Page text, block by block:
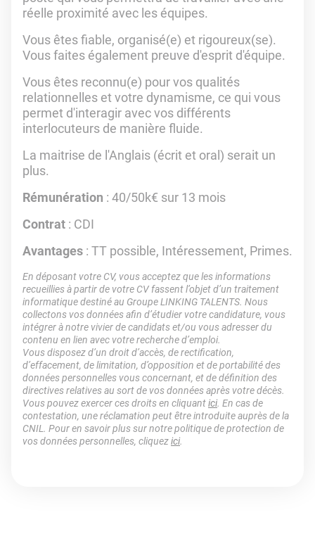
réelle proximité avec les équipes.
Vous êtes fiable, organisé(e) et rigoureux(se).
Vous faites également preuve d'esprit d'équipe.
Vous êtes reconnu(e) pour vos qualités
relationnelles et votre dynamisme, ce qui vous
permet d'interagir avec vos différents
interlocuteurs de manière fluide.
La maitrise de l'Anglais (écrit et oral) serait un
plus.
Rémunération : 40/50k€ sur 13 mois
Contrat : CDI
Avantages : TT possible, Intéressement, Primes.
En déposant votre CV, vous acceptez que les informations
recueillies à partir de votre CV fassent l’objet d’un traitement
informatique destiné au Groupe LINKING TALENTS. Nous
collectons vos données afin d’étudier votre candidature, vous
intégrer à notre vivier de candidats et/ou vous adresser du
contenu en lien avec votre recherche d’emploi.
Vous disposez d’un droit d’accès, de rectification,
d’effacement, de limitation, d’opposition et de portabilité des
données personnelles vous concernant, et de définition des
directives relatives au sort de vos données après votre décès.
Vous pouvez exercer ces droits en cliquantici. En cas de
contestation, une réclamation peut être introduite auprès de la
CNIL. Pour en savoir plus sur notre politique de protection de
vos données personnelles, cliquezici.